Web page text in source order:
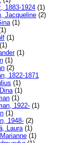
1883-1924 (1)
Jacqueline (2)
(1)
(1)
(1)
(1)
(1)
(2)
1822-1871
(1)
(1)
(1)
1922- (1)
(1)
1948- (2)
Laura(1)
(1)